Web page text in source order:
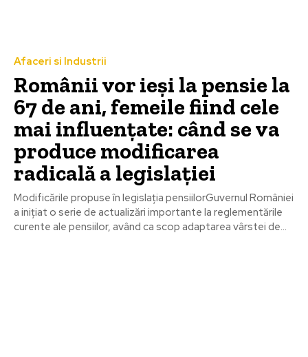
Afaceri si Industrii
Românii vor ieși la pensie la
67 de ani, femeile fiind cele
mai influențate: când se va
produce modificarea
radicală a legislației
Modificările propuse în legislația pensiilorGuvernul României
a inițiat o serie de actualizări importante la reglementările
curente ale pensiilor, având ca scop adaptarea vârstei de...